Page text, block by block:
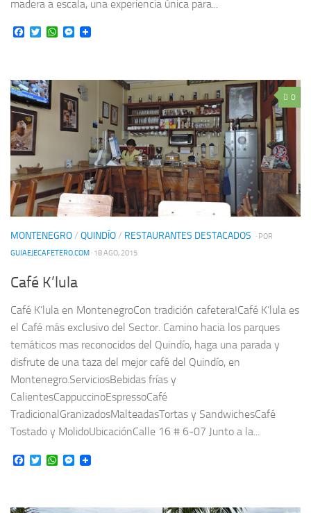
madera a escala, una experiencia única para...
Facebook
TwitterWhatsApp
Messenger
0
MONTENEGRO/ QUINDÍO/ RESTAURANTES DESTACADOS · POR
GUIAEJECAFETERO.COM · 18 AGO, 2015
Café K’lula
Café K’lula en MontenegroCon tradición cafetera!Café K’lula es
el Café más exclusivo del Sector. Camino hacia los parques
temáticos mas reconocidos del Quindío, haga una parada y
disfrute de una taza del mejor café del Quindío, en
Montenegro.ServiciosBebidas frías y
CalientesCappuccinoEspressoCafé
TradicionalGranizadosMalteadasTortas y SandwichesCafé
Tostado y MolidoUbicaciónCalle 16 # 6-07 Junto a la...
Facebook
TwitterWhatsApp
Messenger